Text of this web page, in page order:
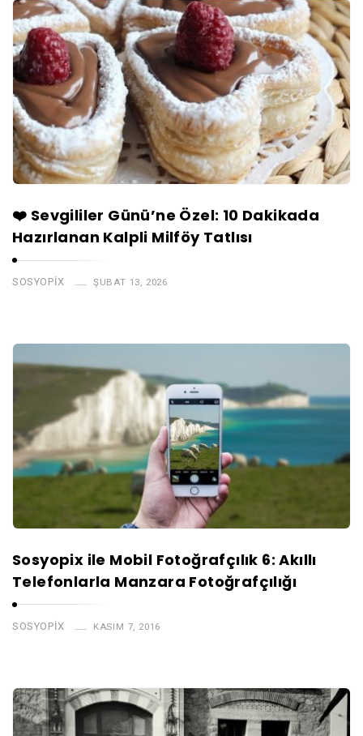
❤️ Sevgililer Günü’ne Özel: 10 Dakikada
Hazırlanan Kalpli Milföy Tatlısı
SOSYOPIX ŞUBAT 13, 2026
Sosyopix ile Mobil Fotoğrafçılık 6: Akıllı
Telefonlarla Manzara Fotoğrafçılığı
SOSYOPIX KASIM 7, 2016